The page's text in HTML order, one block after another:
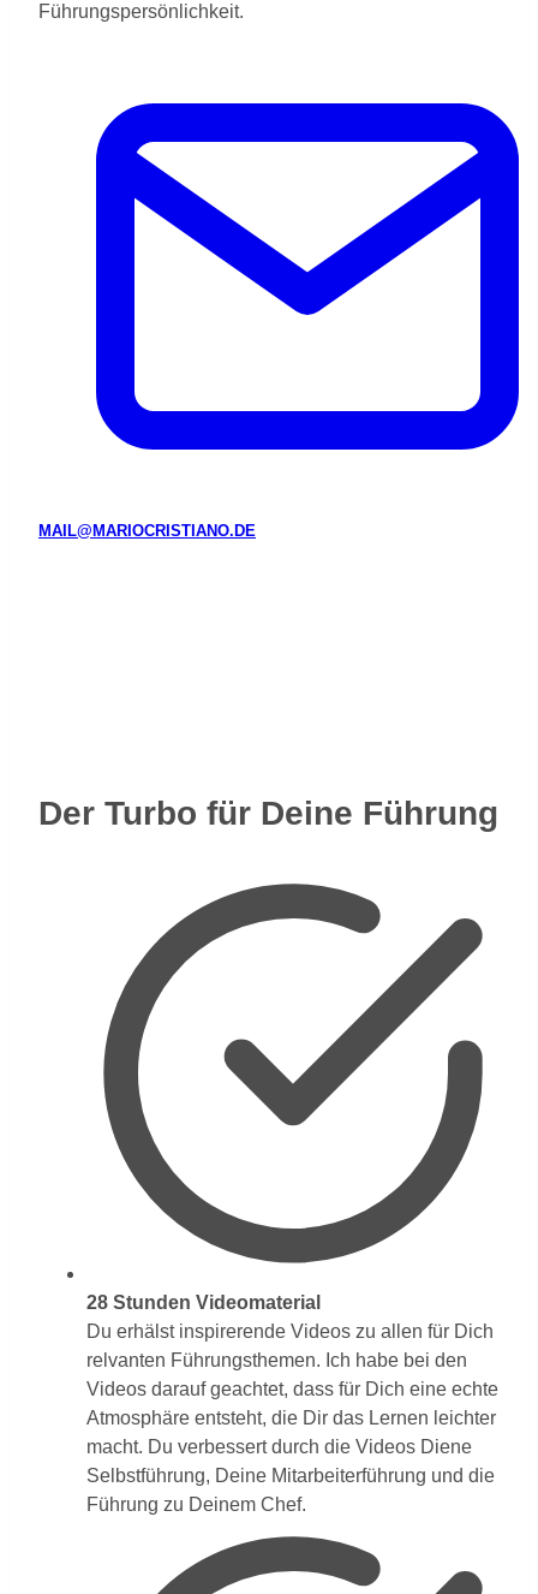
Führungspersönlichkeit.
MAIL@MARIOCRISTIANO.DE
Der Turbo für Deine Führung
28 Stunden Videomaterial
Du erhälst inspirerende Videos zu allen für Dich
relvanten Führungsthemen. Ich habe bei den
Videos darauf geachtet, dass für Dich eine echte
Atmosphäre entsteht, die Dir das Lernen leichter
macht. Du verbessert durch die Videos Diene
Selbstführung, Deine Mitarbeiterführung und die
Führung zu Deinem Chef.